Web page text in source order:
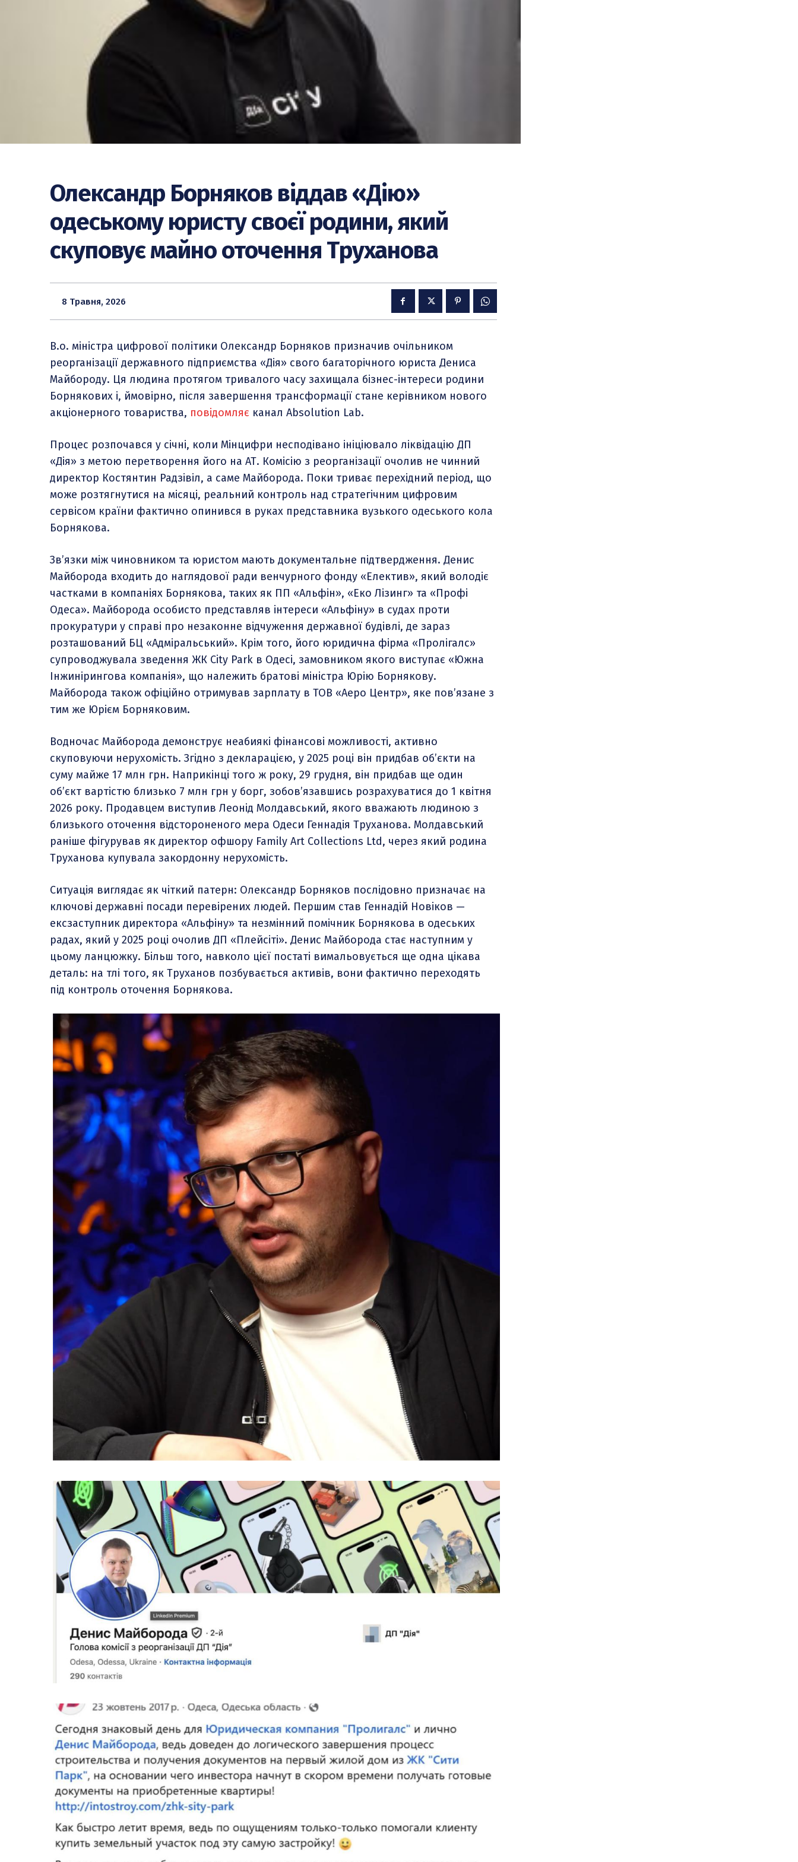
Олександр Борняков віддав «Дію»
одеському юристу своєї родини, який
скуповує майно оточення Труханова
8 Травня, 2026
В.о. міністра цифрової політики Олександр Борняков призначив очільником
реорганізації державного підприємства «Дія» свого багаторічного юриста Дениса
Майбороду. Ця людина протягом тривалого часу захищала бізнес-інтереси родини
Борнякових і, ймовірно, після завершення трансформації стане керівником нового
акціонерного товариства, повідомляє канал Absolution Lab.
Процес розпочався у січні, коли Мінцифри несподівано ініціювало ліквідацію ДП
«Дія» з метою перетворення його на АТ. Комісію з реорганізації очолив не чинний
директор Костянтин Радзівіл, а саме Майборода. Поки триває перехідний період, що
може розтягнутися на місяці, реальний контроль над стратегічним цифровим
сервісом країни фактично опинився в руках представника вузького одеського кола
Борнякова.
Зв’язки між чиновником та юристом мають документальне підтвердження. Денис
Майборода входить до наглядової ради венчурного фонду «Електив», який володіє
частками в компаніях Борнякова, таких як ПП «Альфін», «Еко Лізинг» та «Профі
Одеса». Майборода особисто представляв інтереси «Альфіну» в судах проти
прокуратури у справі про незаконне відчуження державної будівлі, де зараз
розташований БЦ «Адміральський». Крім того, його юридична фірма «Пролігалс»
супроводжувала зведення ЖК City Park в Одесі, замовником якого виступає «Южна
Інжинірингова компанія», що належить братові міністра Юрію Борнякову.
Майборода також офіційно отримував зарплату в ТОВ «Аеро Центр», яке пов’язане з
тим же Юрієм Борняковим.
Водночас Майборода демонструє неабиякі фінансові можливості, активно
скуповуючи нерухомість. Згідно з декларацією, у 2025 році він придбав об’єкти на
суму майже 17 млн грн. Наприкінці того ж року, 29 грудня, він придбав ще один
об’єкт вартістю близько 7 млн грн у борг, зобов’язавшись розрахуватися до 1 квітня
2026 року. Продавцем виступив Леонід Молдавський, якого вважають людиною з
близького оточення відстороненого мера Одеси Геннадія Труханова. Молдавський
раніше фігурував як директор офшору Family Art Collections Ltd, через який родина
Труханова купувала закордонну нерухомість.
Ситуація виглядає як чіткий патерн: Олександр Борняков послідовно призначає на
ключові державні посади перевірених людей. Першим став Геннадій Новіков —
ексзаступник директора «Альфіну» та незмінний помічник Борнякова в одеських
радах, який у 2025 році очолив ДП «Плейсіті». Денис Майборода стає наступним у
цьому ланцюжку. Більш того, навколо цієї постаті вимальовується ще одна цікава
деталь: на тлі того, як Труханов позбувається активів, вони фактично переходять
під контроль оточення Борнякова.